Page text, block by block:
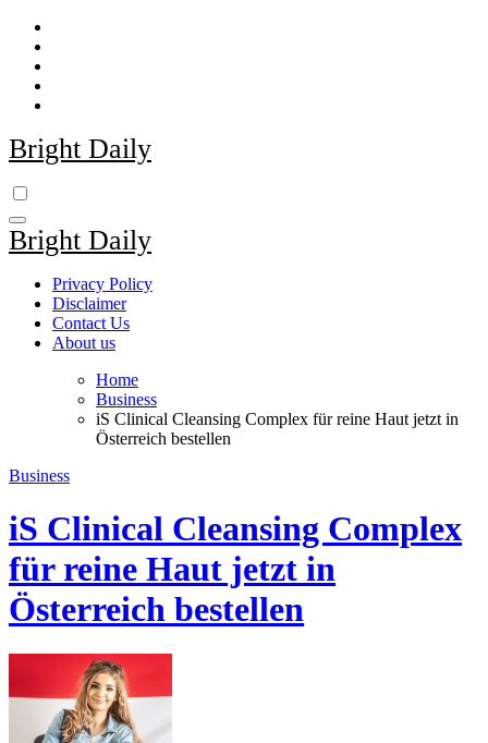
Skip
content
Bright Daily
Bright Daily
Privacy Policy
Disclaimer
Contact Us
About us
Home
Business
iS Clinical Cleansing Complex für reine Haut jetzt in
Österreich bestellen
Business
iS Clinical Cleansing Complex
für reine Haut jetzt in
Österreich bestellen